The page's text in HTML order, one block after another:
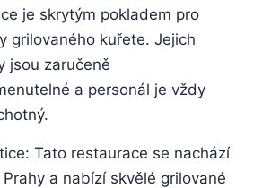
je skrytým pokladem pro
grilovaného kuřete. Jejich
jsou zaručeně
a personál je‌ vždy
Tato restaurace​ se nachází
a‌ nabízí skvělé grilované